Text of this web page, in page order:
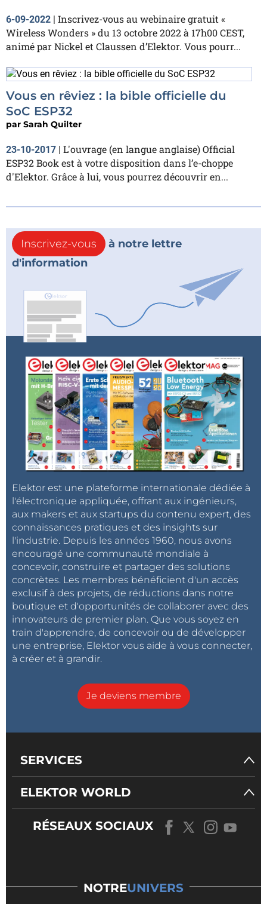
6-09-2022 | Inscrivez-vous au webinaire gratuit «
Wireless Wonders » du 13 octobre 2022 à 17h00 CEST,
animé par Nickel et Claussen d’Elektor. Vous pourr...
Vous en rêviez : la bible officielle du
SoC ESP32
par Sarah Quilter
23-10-2017
L'ouvrage (en langue anglaise) Official
ESP32 Book est à votre disposition dans l’e-choppe
d'Elektor. Grâce à lui, vous pourrez découvrir en...
Inscrivez-vous
à notre lettre
d'information
Elektor est une plateforme internationale dédiée à
l'électronique appliquée, offrant aux ingénieurs,
aux makers et aux startups du contenu expert, des
connaissances pratiques et des insights sur
l'industrie. Depuis les années 1960, nous avons
encouragé une communauté mondiale à
concevoir, construire et partager des solutions
concrètes. Les membres bénéficient d'un accès
exclusif à des projets, de réductions dans notre
boutique et d'opportunités de collaborer avec des
innovateurs de premier plan. Que vous soyez en
train d'apprendre, de concevoir ou de développer
une entreprise, Elektor vous aide à vous connecter,
à créer et à grandir.
Je deviens membre
SERVICES
ELEKTOR WORLD
RÉSEAUX SOCIAUX
NOTREUNIVERS